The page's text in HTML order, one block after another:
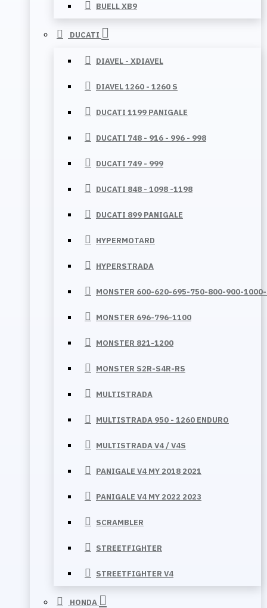
BUELL XB9
DUCATI
DIAVEL - XDIAVEL
DIAVEL 1260 - 1260 S
DUCATI 1199 PANIGALE
DUCATI 748 - 916 - 996 - 998
DUCATI 749 - 999
DUCATI 848 - 1098 -1198
DUCATI 899 PANIGALE
HYPERMOTARD
HYPERSTRADA
MONSTER 600-620-695-750-800-900-
MONSTER 696-796-1100
MONSTER 821-1200
MONSTER S2R-S4R-RS
MULTISTRADA
MULTISTRADA 950 - 1260 ENDURO
MULTISTRADA V4 / V4S
PANIGALE V4 MY 2018 2021
PANIGALE V4 MY 2022 2023
SCRAMBLER
STREETFIGHTER
STREETFIGHTER V4
HONDA